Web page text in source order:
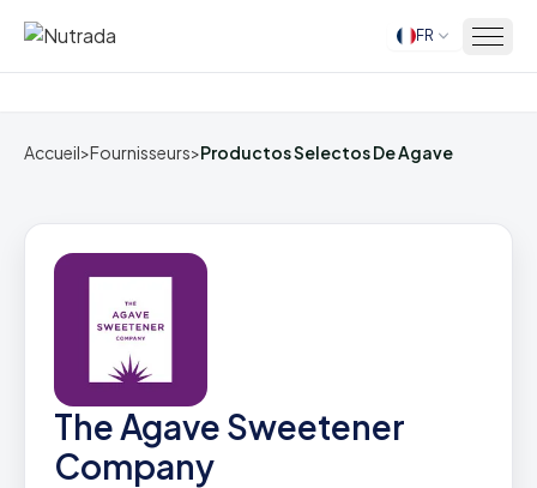
Accueil FR
Accueil>Fournisseurs>Productos Selectos De Agave
The Agave Sweetener
Company